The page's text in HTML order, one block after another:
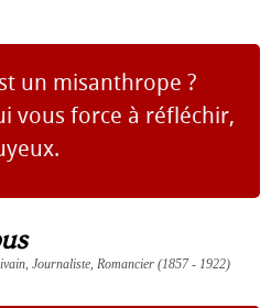
un misanthrope ?
vous force à réfléchir,
Journaliste, Romancier (1857 - 1922)